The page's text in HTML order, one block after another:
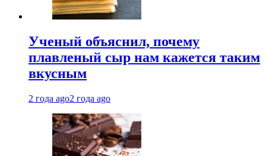
Ученый объяснил, почему
плавленый сыр нам кажется таким
вкусным
2 года ago2 года ago